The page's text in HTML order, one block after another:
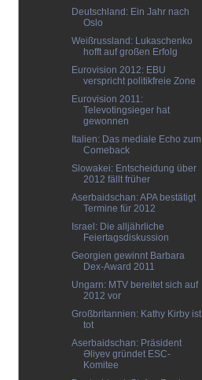
Deutschland: Ein Jahr nach
Oslo
Weißrussland: Lukaschenko
hofft auf großen Erfolg
Eurovision 2012: EBU
verspricht politikfreie Zone
Eurovision 2011:
Televotingsieger hat
gewonnen
Italien: Das mediale Echo zum
Comeback
Slowakei: Entscheidung über
2012 fällt früher
Aserbaidschan: APA bestätigt
Termine für 2012
Israel: Die alljährliche
Feiertagsdiskussion
Georgien gewinnt Barbara
Dex-Award 2011
Ungarn: MTV bereitet sich auf
2012 vor
Großbritannien: Kathy Kirby ist
tot
Aserbaidschan: Präsident
Əliyev gründet ESC-
Komitee